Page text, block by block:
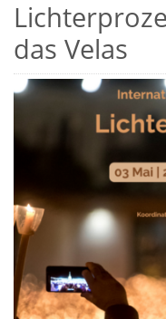
das Velas